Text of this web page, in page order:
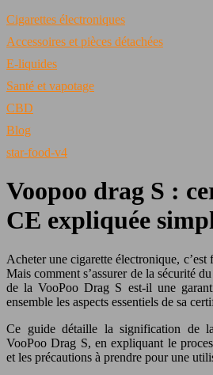
Cigarettes électroniques
Accessoires et pièces détachées
E-liquides
Santé et vapotage
CBD
Blog
star-food-v4
Voopoo drag S :
CE expliquée
Acheter une cigarette électronique,
Mais comment s’assurer de la sécurité
de la VooPoo Drag S est-il une
ensemble les aspects essentiels de sa
Ce guide détaille la signification de
VooPoo Drag S, en expliquant le
et les précautions à prendre pour une